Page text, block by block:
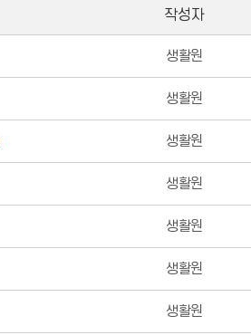
작성자
생활원
생활원
생활원
생활원
생활원
생활원
생활원